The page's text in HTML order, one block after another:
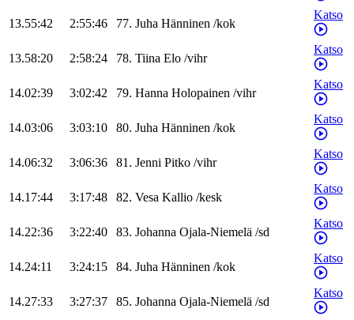
13.55:42 2:55:46 77. Juha Hänninen /kok
Katso
13.58:20 2:58:24 78. Tiina Elo /vihr
Katso
14.02:39 3:02:42 79. Hanna Holopainen /vihr
Katso
14.03:06 3:03:10 80. Juha Hänninen /kok
Katso
14.06:32 3:06:36 81. Jenni Pitko /vihr
Katso
14.17:44 3:17:48 82. Vesa Kallio /kesk
Katso
14.22:36 3:22:40 83. Johanna Ojala-Niemelä /sd
Katso
14.24:11 3:24:15 84. Juha Hänninen /kok
Katso
14.27:33 3:27:37 85. Johanna Ojala-Niemelä /sd
Katso